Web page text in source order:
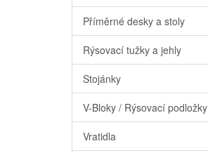
Příměrné desky a stoly
Rýsovací tužky a jehly
Stojánky
V-Bloky / Rýsovací podložky
Vratidla